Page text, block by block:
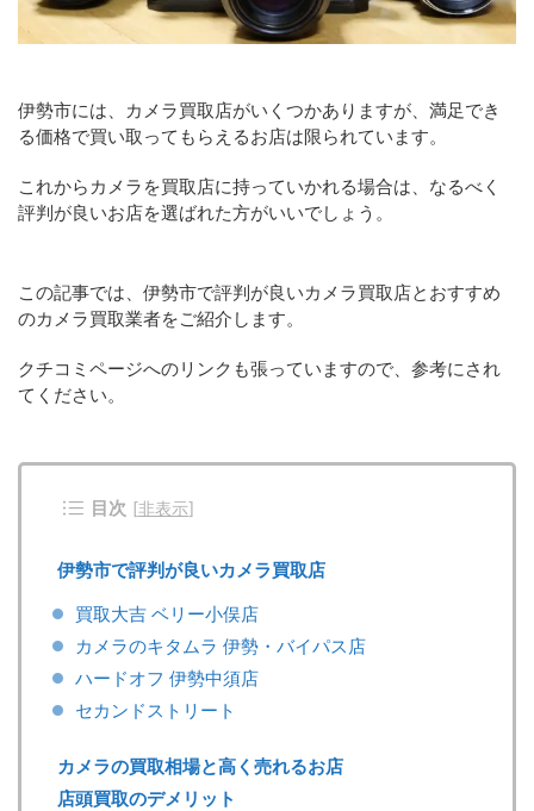
伊勢市には、カメラ買取店がいくつかありますが、満足でき
る価格で買い取ってもらえるお店は限られています。
これからカメラを買取店に持っていかれる場合は、なるべく
評判が良いお店を選ばれた方がいいでしょう。
この記事では、伊勢市で評判が良いカメラ買取店とおすすめ
のカメラ買取業者をご紹介します。
クチコミページへのリンクも張っていますので、参考にされ
てください。
目次 [非表示]
伊勢市で評判が良いカメラ買取店
買取大吉 ベリー小俣店
カメラのキタムラ 伊勢・バイパス店
ハードオフ 伊勢中須店
セカンドストリート
カメラの買取相場と高く売れるお店
店頭買取のデメリット